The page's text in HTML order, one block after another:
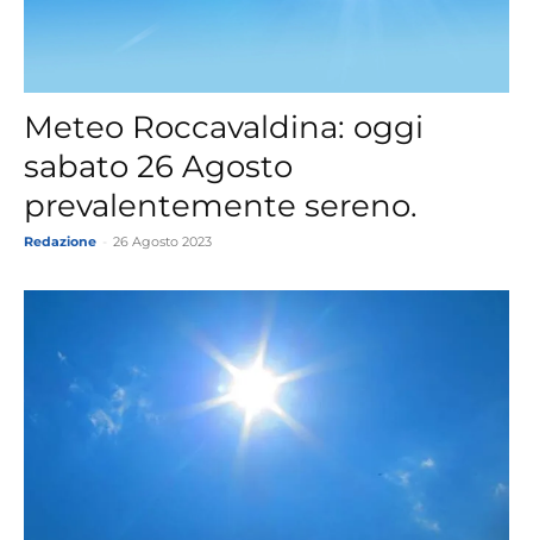
Meteo Roccavaldina: oggi
sabato 26 Agosto
prevalentemente sereno.
Redazione 26 Agosto 2023